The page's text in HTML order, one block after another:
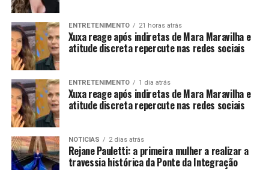
ENTRETENIMENTO 21 horas atrás
Xuxa reage após indiretas de Mara Maravilha e
atitude discreta repercute nas redes sociais
ENTRETENIMENTO 1 dia atrás
Xuxa reage após indiretas de Mara Maravilha e
atitude discreta repercute nas redes sociais
NOTICIAS 2 dias atrás
Rejane Pauletti: a primeira mulher a realizar a
travessia histórica da Ponte da Integração